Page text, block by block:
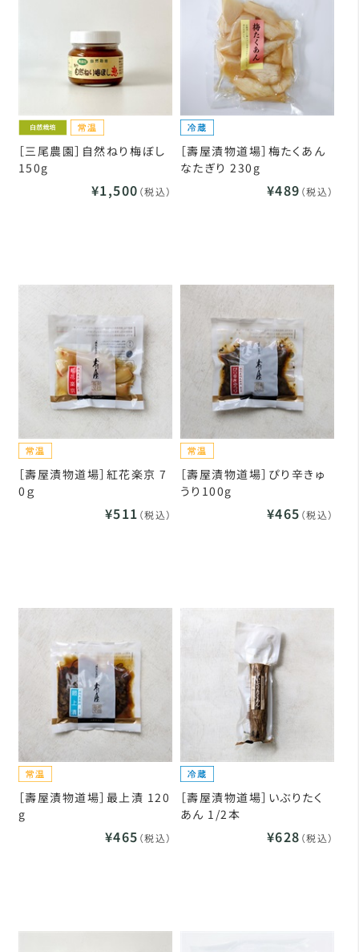
［三尾農園］自然ねり梅ぼし
150g
¥1,500 （税込）
［壽屋漬物道場］梅たくあん
なたぎり 230g
¥489 （税込）
［壽屋漬物道場］紅花楽京 7
0ｇ
¥511 （税込）
［壽屋漬物道場］ぴり辛きゅ
うり100g
¥465 （税込）
［壽屋漬物道場］最上漬 120
g
¥465 （税込）
［壽屋漬物道場］いぶりたく
あん 1/2本
¥628 （税込）